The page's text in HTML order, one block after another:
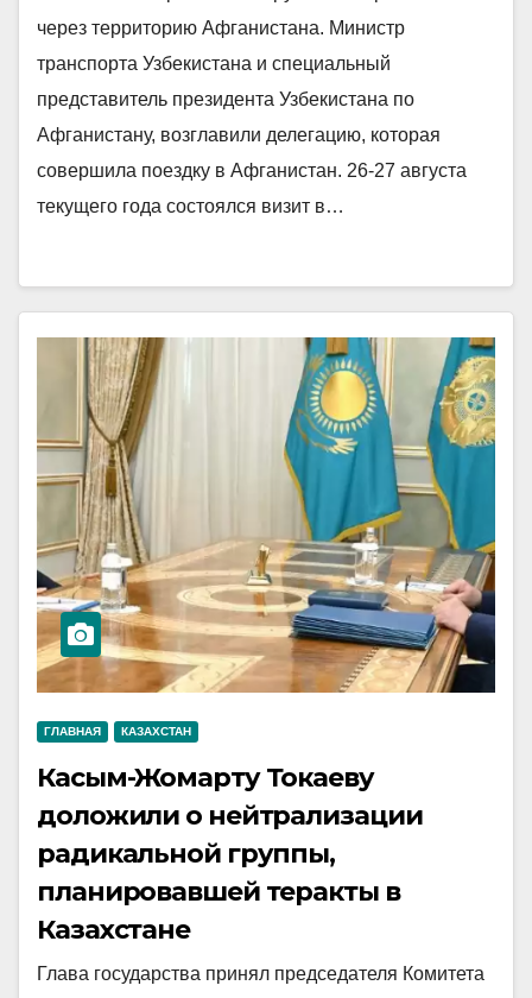
через территорию Афганистана. Министр
транспорта Узбекистана и специальный
представитель президента Узбекистана по
Афганистану, возглавили делегацию, которая
совершила поездку в Афганистан. 26-27 августа
текущего года состоялся визит в…
ГЛАВНАЯ КАЗАХСТАН
Касым-Жомарту Токаеву
доложили о нейтрализации
радикальной группы,
планировавшей теракты в
Казахстане
Глава государства принял председателя Комитета